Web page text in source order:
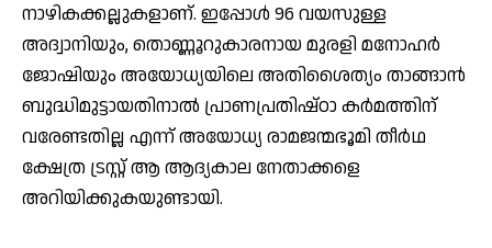
നാഴികക്കല്ലുകളാണ്. ഇപ്പോള്‍ 96 വയസുള്ള
അദ്വാനിയും, തൊണ്ണൂറുകാരനായ മുരളി മനോഹര്‍
ജോഷിയും അയോധ്യയിലെ അതിശൈത്യം താങ്ങാന്‍
ബുദ്ധിമുട്ടായതിനാല്‍ പ്രാണപ്രതിഷ്ഠാ കര്‍മത്തിന്
വരേണ്ടതില്ല എന്ന് അയോധ്യ രാമജന്മഭൂമി തീര്‍ഥ
ക്ഷേത്ര ട്രസ്റ്റ് ആ ആദ്യകാല നേതാക്കളെ
അറിയിക്കുകയുണ്ടായി.